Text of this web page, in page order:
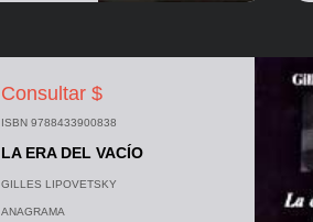
Consultar $
ISBN 9788433900838
LA ERA DEL VACÍO
GILLES LIPOVETSKY
ANAGRAMA